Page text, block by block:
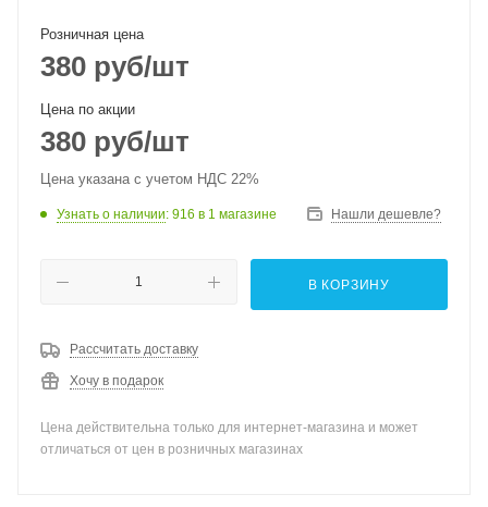
Розничная цена
380 руб/шт
Цена по акции
380 руб/шт
Цена указана с учетом НДС 22%
Узнать о наличии: 916 в 1 магазине Нашли дешевле?
В КОРЗИНУ
Рассчитать доставку
Хочу в подарок
Цена действительна только для интернет-магазина и может
отличаться от цен в розничных магазинах